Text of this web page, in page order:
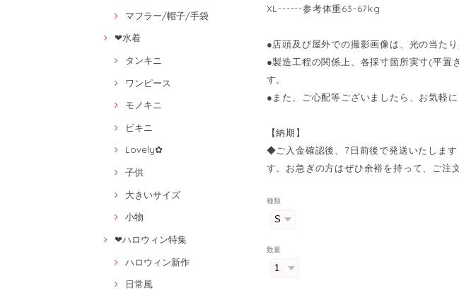
マフラー/帽子/手袋
❤水着
タンキニ
ワンピース
モノキニ
ビキニ
Lovely✿
子供
大きいサイズ
小物
❤ハロウィン特集
ハロウィン新作
日常風
XL------参考体重63-67kg
●店頭及び屋外での撮影画像は、光の当た
●製造工程の関係上、各採寸箇所実寸(平
す。
●また、ご心配等ございましたら、お気軽
【納期】
◆ご入金確認後、7日前後で発送いたしま
す。お急ぎの方はぜひ余裕を持って、ご注
種類
数量